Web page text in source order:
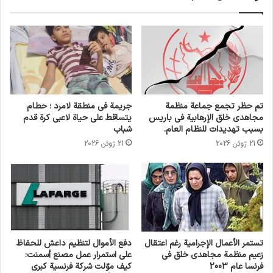
أعضاء إيرانيين مناهضين للثورة ينتمون إلى منظمة
مجاهدي خلق ، “نُفِّذت وفقًا للقانون وأمرًا صادرًا عن
منظمة مكافحة الإرهاب. – محكمة الإرهاب “.
توصلت قيادة الجماعة الإرهابية إلى هذا القرار ردًا
على إجراءات الحكومة الألبانية ، بدعم من محكمتها
المتخصصة لمكافحة الإرهاب ، لتقييد المنظمة
للأنباء ، إن هذا التحرك جاء نتيجة الكشف عن وثائق
إدانة داخل حدود مقر أشرف 3.
عندما لم تنجح منظمة مجاهدي خلق في الحصول
على موافقة الحكومة الفرنسية لاستيعاب جزء من
تم حظر تجمع جماعة منظمة
مجاهدي خلق الإرهابية في باريس
بسبب تهديدات للنظام العام.
21 ژوئن 2026
جريمة في منطقة لامرد ؛ حطام
يتساقط على حياة لاعبي كرة قدم
شباب
21 ژوئن 2026
تستمر الأعمال الإجرامية رغم اعتقال
زعيم منظمة مجاهدي خلق في
فرنسا عام 2003
دفع الأموال لتنظيم داعش للحفاظ
على استمرار عمل مصنع أسمنت:
كيف موّلت شركة فرنسية كبرى